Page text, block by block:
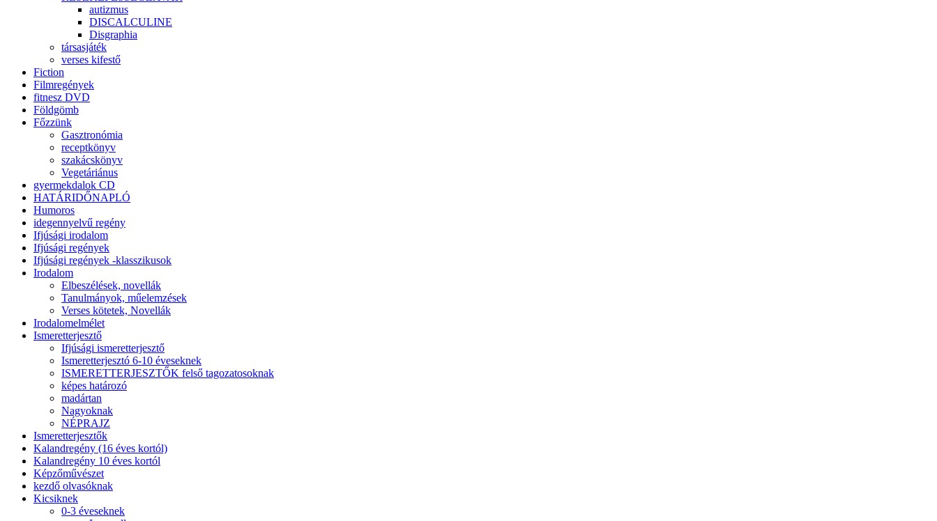
autizmus
DISCALCULINE
Disgraphia
társasjáték
verses kifestő
Fiction
Filmregények
fitnesz DVD
Földgömb
Főzzünk
Gasztronómia
receptkönyv
szakácskönyv
Vegetáriánus
gyermekdalok CD
HATÁRIDŐNAPLÓ
Humoros
idegennyelvű regény
Ifjúsági irodalom
Ifjúsági regények
Ifjúsági regények -klasszikusok
Irodalom
Elbeszélések, novellák
Tanulmányok, műelemzések
Verses kötetek, Novellák
Irodalomelmélet
Ismeretterjesztő
Ifjúsági ismeretterjesztő
Ismeretterjesztó 6-10 éveseknek
ISMERETTERJESZTŐK felső tagozatosoknak
képes határozó
madártan
Nagyoknak
NÉPRAJZ
Ismeretterjesztők
Kalandregény (16 éves kortól)
Kalandregény 10 éves kortól
Képzőművészet
kezdő olvasóknak
Kicsiknek
0-3 éveseknek